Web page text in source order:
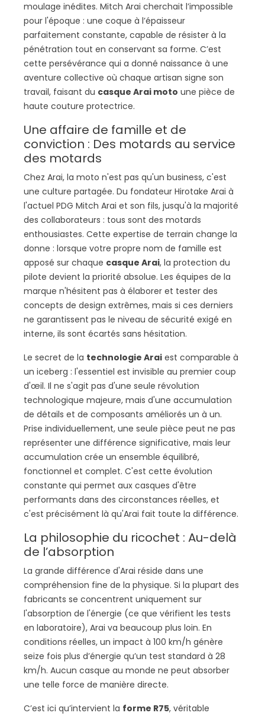
moulage inédites. Mitch Arai cherchait l’impossible
pour l'époque : une coque à l’épaisseur
parfaitement constante, capable de résister à la
pénétration tout en conservant sa forme. C’est
cette persévérance qui a donné naissance à une
aventure collective où chaque artisan signe son
travail, faisant du casque Arai moto une pièce de
haute couture protectrice.
Une affaire de famille et de
conviction : Des motards au service
des motards
Chez Arai, la moto n'est pas qu'un business, c'est
une culture partagée. Du fondateur Hirotake Arai à
l'actuel PDG Mitch Arai et son fils, jusqu'à la majorité
des collaborateurs : tous sont des motards
enthousiastes. Cette expertise de terrain change la
donne : lorsque votre propre nom de famille est
apposé sur chaque casque Arai, la protection du
pilote devient la priorité absolue. Les équipes de la
marque n'hésitent pas à élaborer et tester des
concepts de design extrêmes, mais si ces derniers
ne garantissent pas le niveau de sécurité exigé en
interne, ils sont écartés sans hésitation.
Le secret de la technologie Arai est comparable à
un iceberg : l'essentiel est invisible au premier coup
d'œil. Il ne s'agit pas d'une seule révolution
technologique majeure, mais d'une accumulation
de détails et de composants améliorés un à un.
Prise individuellement, une seule pièce peut ne pas
représenter une différence significative, mais leur
accumulation crée un ensemble équilibré,
fonctionnel et complet. C'est cette évolution
constante qui permet aux casques d'être
performants dans des circonstances réelles, et
c'est précisément là qu'Arai fait toute la différence.
La philosophie du ricochet : Au-delà
de l’absorption
La grande différence d'Arai réside dans une
compréhension fine de la physique. Si la plupart des
fabricants se concentrent uniquement sur
l'absorption de l'énergie (ce que vérifient les tests
en laboratoire), Arai va beaucoup plus loin. En
conditions réelles, un impact à 100 km/h génère
seize fois plus d’énergie qu’un test standard à 28
km/h. Aucun casque au monde ne peut absorber
une telle force de manière directe.
C’est ici qu’intervient la forme R75, véritable